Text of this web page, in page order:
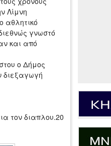
Λίμνη
αθλητικό
γνωστό
και από
ο Δήμος
διεξαγωγή
τον διαπλου.20